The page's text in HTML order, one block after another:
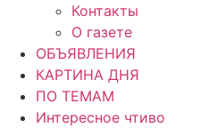
Контакты
О газете
ОБЪЯВЛЕНИЯ
КАРТИНА ДНЯ
ПО ТЕМАМ
Интересное чтиво